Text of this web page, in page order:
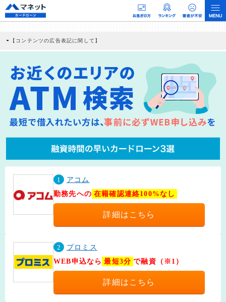
【コンテンツの広告表記に関して】
社に対して企業から紹介報酬が支払われるという収益モデルです。 ただし、特定の
商品を根拠なくPRするものではなく、当編集部の調査／ユーザーへの口コミ収集な
どに基づき、公平性を担保した情報提供を行っています。
>提携企業一覧
1
アコム
勤務先への 在籍確認連絡100%なし
詳細はこちら
2
プロミス
WEB申込なら 最短3分 で融資（※1）
詳細はこちら